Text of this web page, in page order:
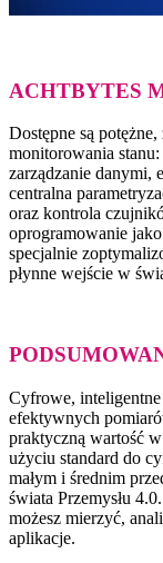
ACHTBYTES
Dostępne są
monitorowania stanu:
zarządzanie danymi,
centralna
oraz kontrola
oprogramowanie
specjalnie
płynne wejście w
Cyfrowe,
efektywnych
praktyczną wartość
użyciu standard do
małym i średnim
świata Przemysłu
możesz mierzyć,
aplikacje.